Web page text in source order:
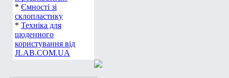
* Ємності зі
склопластику
* Техніка для
щоденного
користування від
JLAB.COM.UA